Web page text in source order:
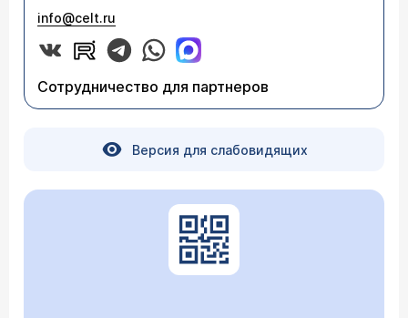
info@celt.ru
Сотрудничество для партнеров
Версия для слабовидящих